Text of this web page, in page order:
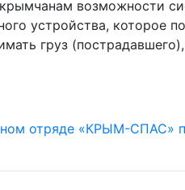
возможности
устройства, которое
груз